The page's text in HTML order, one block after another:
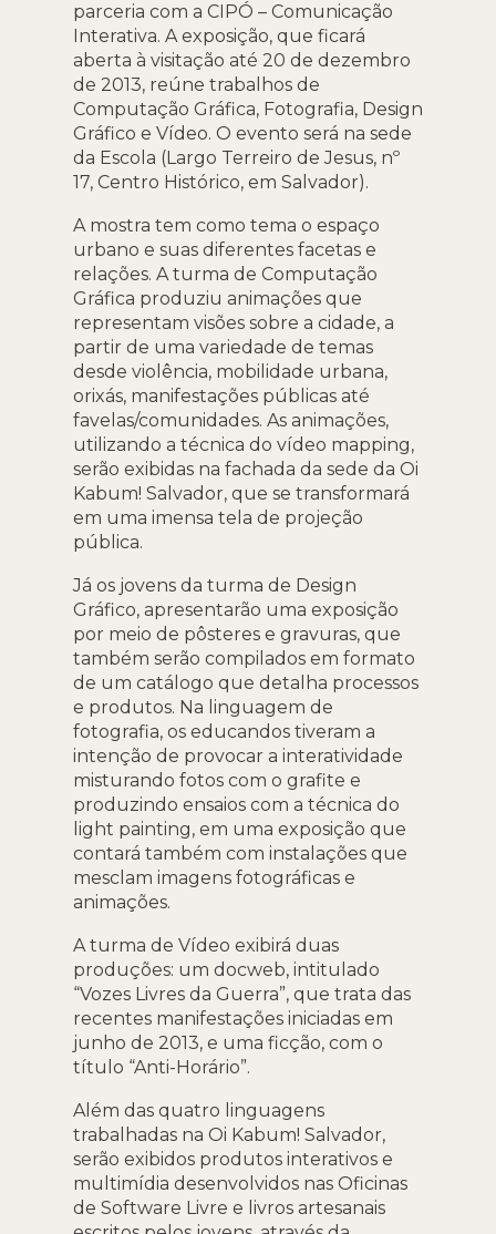
parceria com a CIPÓ – Comunicação
Interativa. A exposição, que ficará
aberta à visitação até 20 de dezembro
de 2013, reúne trabalhos de
Computação Gráfica, Fotografia, Design
Gráfico e Vídeo. O evento será na sede
da Escola (Largo Terreiro de Jesus, nº
17, Centro Histórico, em Salvador).
A mostra tem como tema o espaço
urbano e suas diferentes facetas e
relações. A turma de Computação
Gráfica produziu animações que
representam visões sobre a cidade, a
partir de uma variedade de temas
desde violência, mobilidade urbana,
orixás, manifestações públicas até
favelas/comunidades. As animações,
utilizando a técnica do vídeo mapping,
serão exibidas na fachada da sede da Oi
Kabum! Salvador, que se transformará
em uma imensa tela de projeção
pública.
Já os jovens da turma de Design
Gráfico, apresentarão uma exposição
por meio de pôsteres e gravuras, que
também serão compilados em formato
de um catálogo que detalha processos
e produtos. Na linguagem de
fotografia, os educandos tiveram a
intenção de provocar a interatividade
misturando fotos com o grafite e
produzindo ensaios com a técnica do
light painting, em uma exposição que
contará também com instalações que
mesclam imagens fotográficas e
animações.
A turma de Vídeo exibirá duas
produções: um docweb, intitulado
“Vozes Livres da Guerra”, que trata das
recentes manifestações iniciadas em
junho de 2013, e uma ficção, com o
título “Anti-Horário”.
Além das quatro linguagens
trabalhadas na Oi Kabum! Salvador,
serão exibidos produtos interativos e
multimídia desenvolvidos nas Oficinas
de Software Livre e livros artesanais